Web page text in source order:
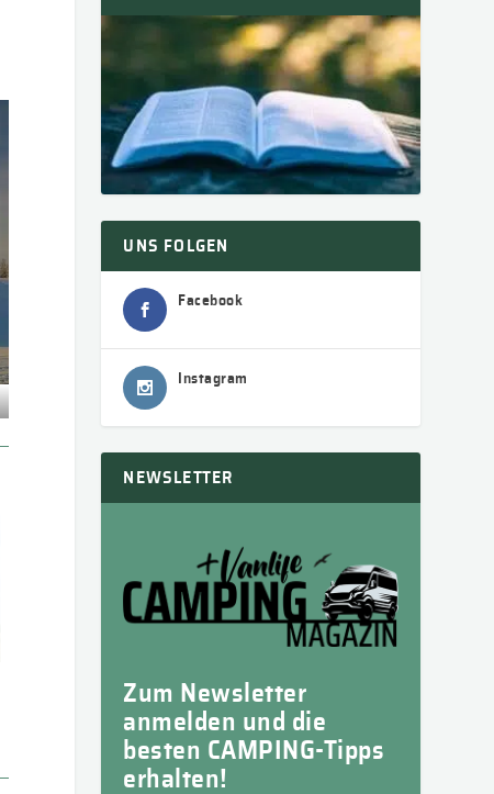
UNS FOLGEN
Facebook
Instagram
NEWSLETTER
Zum Newsletter
anmelden und die
besten CAMPING-Tipps
erhalten!